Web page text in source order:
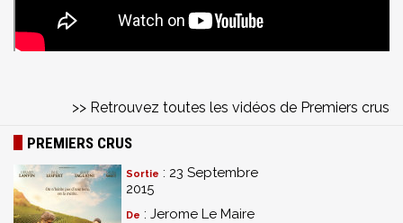
>> Retrouvez toutes les vidéos de Premiers crus
PREMIERS CRUS
Sortie : 23 Septembre
2015
De : Jerome Le Maire